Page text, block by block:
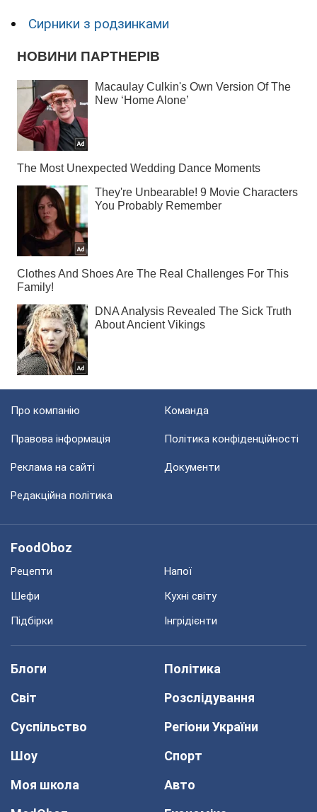
Сирники з родзинками
Про компанію Команда
Правова інформація Політика конфіденційності
Реклама на сайті Документи
Редакційна політика
FoodOboz
Рецепти
Напої
Шефи
Кухні світу
Підбірки
Інгрідієнти
Блоги
Політика
Світ
Розслідування
Суспільство
Регіони України
Шоу
Спорт
Моя школа
Авто